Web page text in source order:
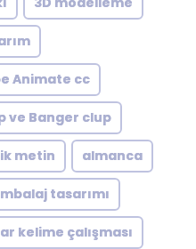
Animate cc
ve Banger clup
metin almanca
tasarımı
kelime çalışması